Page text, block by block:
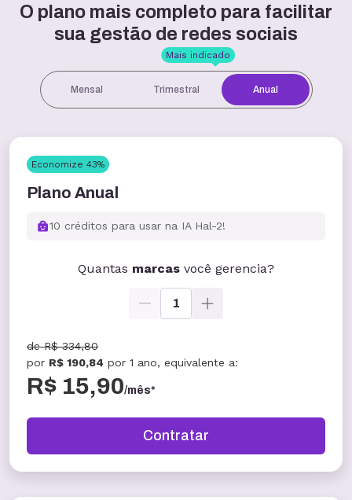
O plano mais completo para facilitar
sua gestão de redes sociais
Mensal Trimestral Anual
Mais indicado
Economize 43%
Plano Anual
10 créditos para usar na IA Hal-2!
Quantas marcas você gerencia?
1
deR$ 334,80
por R$ 190,84 por 1 ano, equivalente a:
R$ 15,90/mês*
Contratar